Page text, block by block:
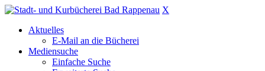
X
Aktuelles
E-Mail an die Bücherei
Mediensuche
Einfache Suche